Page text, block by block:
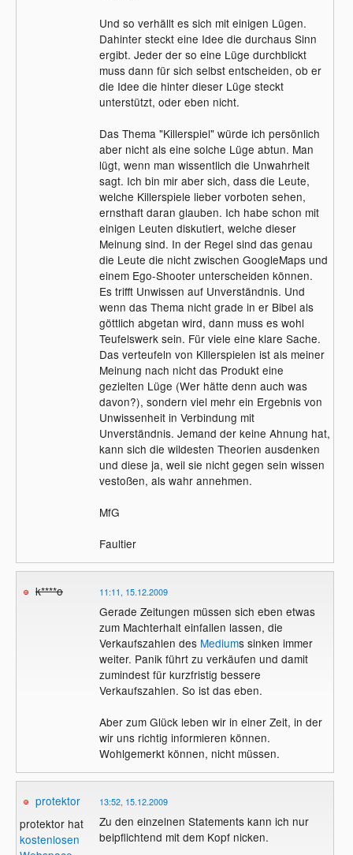
Und so verhällt es sich mit einigen Lügen.
Dahinter steckt eine Idee die durchaus Sinn
ergibt. Jeder der so eine Lüge durchblickt
muss dann für sich selbst entscheiden, ob er
die Idee die hinter dieser Lüge steckt
unterstützt, oder eben nicht.
Das Thema "Killerspiel" würde ich persönlich
aber nicht als eine solche Lüge abtun. Man
lügt, wenn man wissentlich die Unwahrheit
sagt. Ich bin mir aber sich, dass die Leute,
welche Killerspiele lieber vorboten sehen,
ernsthaft daran glauben. Ich habe schon mit
einigen Leuten diskutiert, welche dieser
Meinung sind. In der Regel sind das genau
die Leute die nicht zwischen GoogleMaps und
einem Ego-Shooter unterscheiden können.
Es trifft Unwissen auf Unverständnis. Und
wenn das Thema nicht grade in er Bibel als
göttlich abgetan wird, dann muss es wohl
Teufelswerk sein. Für viele eine klare Sache.
Das verteufeln von Killerspielen ist als meiner
Meinung nach nicht das Produkt eine
gezielten Lüge (Wer hätte denn auch was
davon?), sondern viel mehr ein Ergebnis von
Unwissenheit in Verbindung mit
Unverständnis. Jemand der keine Ahnung hat,
kann sich die wildesten Theorien ausdenken
und diese ja, weil sie nicht gegen sein wissen
vestoßen, als wahr annehmen.
MfG
Faultier
k****o 11:11, 15.12.2009
Gerade Zeitungen müssen sich eben etwas
zum Machterhalt einfallen lassen, die
Verkaufszahlen des Mediums sinken immer
weiter. Panik führt zu verkäufen und damit
zumindest für kurzfristig bessere
Verkaufszahlen. So ist das eben.
Aber zum Glück leben wir in einer Zeit, in der
wir uns richtig informieren können.
Wohlgemerkt können, nicht müssen.
protektor
protektor hat
kostenlosen
13:52, 15.12.2009
Zu den einzelnen Statements kann ich nur
beipflichtend mit dem Kopf nicken.